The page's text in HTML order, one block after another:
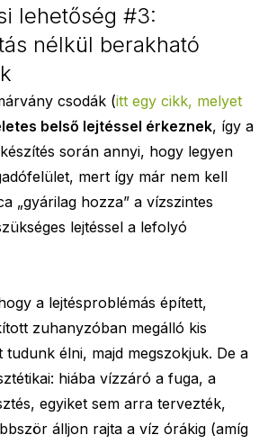
lehetőség #3:
nélkül berakható
csodák (itt egy cikk, melyet
belső lejtéssel érkeznek, így a
során annyi, hogy legyen
mert így már nem kell
„gyárilag hozza” a vízszintes
lejtéssel a lefolyó
a lejtésproblémás épített,
zuhanyzóban megálló kis
élni, majd megszokjuk. De a
hiába vízzáró a fuga, a
egyiket sem arra tervezték,
álljon rajta a víz órákig (amíg